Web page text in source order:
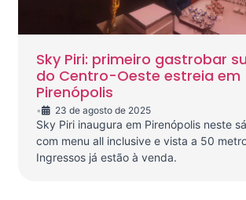
Sky Piri: primeiro gastrobar
do Centro-Oeste estreia em
Pirenópolis
• 23 de agosto de 2025
Sky Piri inaugura em Pirenópolis neste
com menu all inclusive e vista a 50
Ingressos já estão à venda.